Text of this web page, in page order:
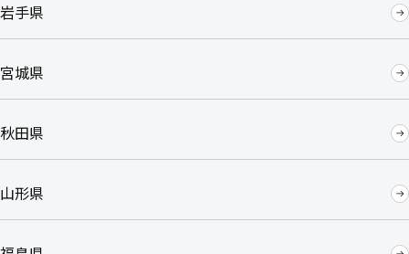
岩手県
宮城県
秋田県
山形県